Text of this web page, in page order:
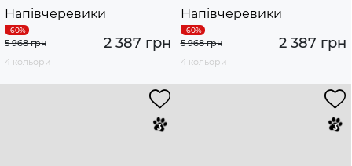
Напівчеревики
2 387 грн
5 968 грн
4 кольори
Напівчеревики
2 387 грн
5 968 грн
4 кольори